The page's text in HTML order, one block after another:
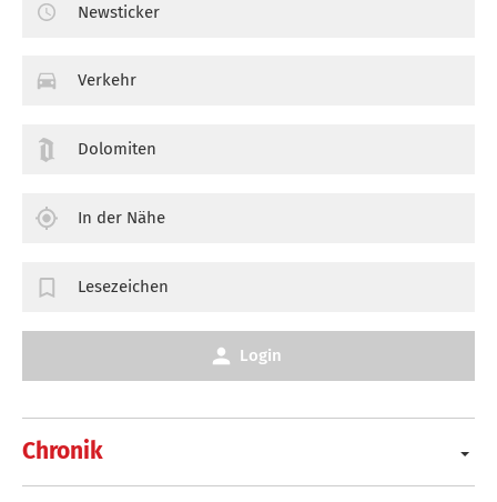
Chronik
Newsticker
Verkehr
Dolomiten
In der Nähe
Lesezeichen
Login